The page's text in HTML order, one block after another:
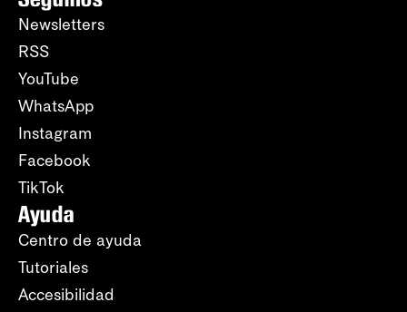
Newsletters
RSS
YouTube
WhatsApp
Instagram
Facebook
TikTok
Ayuda
Centro de ayuda
Tutoriales
Accesibilidad